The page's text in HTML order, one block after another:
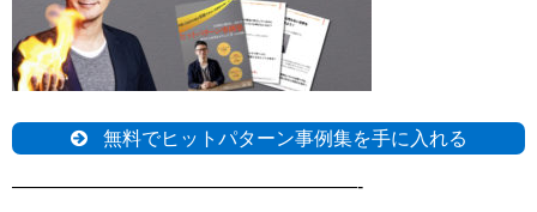
無料でヒットパターン事例集を手に入れる
——————————————————-